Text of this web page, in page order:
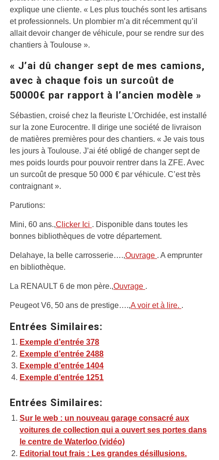
explique une cliente. « Les plus touchés sont les artisans
et professionnels. Un plombier m’a dit récemment qu’il
allait devoir changer de véhicule, pour se rendre sur des
chantiers à Toulouse ».
« J’ai dû changer sept de mes camions,
avec à chaque fois un surcoût de
50000€ par rapport à l’ancien modèle »
Sébastien, croisé chez la fleuriste L’Orchidée, est installé
sur la zone Eurocentre. Il dirige une société de livraison
de matières premières pour des chantiers. « Je vais tous
les jours à Toulouse. J’ai été obligé de changer sept de
mes poids lourds pour pouvoir rentrer dans la ZFE. Avec
un surcoût de presque 50 000 € par véhicule. C’est très
contraignant ».
Parutions:
Mini, 60 ans.,Clicker Ici . Disponible dans toutes les
bonnes bibliothèques de votre département.
Delahaye, la belle carrosserie….,Ouvrage . A emprunter
en bibliothèque.
La RENAULT 6 de mon père.,Ouvrage .
Peugeot V6, 50 ans de prestige….,A voir et à lire. .
Entrées Similaires:
Exemple d’entrée 378
Exemple d’entrée 2488
Exemple d’entrée 1404
Exemple d’entrée 1251
Entrées Similaires:
Sur le web : un nouveau garage consacré aux
voitures de collection qui a ouvert ses portes dans
le centre de Waterloo (vidéo)
Editorial tout frais : Les grandes désillusions.